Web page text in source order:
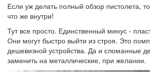
Если уж делать полный обзор пистолета,
что же внутри!
Тут все просто. Единственный минус -
Они могут быстро выйти из строя. Это
дешевизной устройства. Да и сломанные
заменить на металлические, при желании.